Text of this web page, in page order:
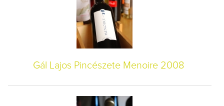
Gál Lajos Pincészete Menoire 2008